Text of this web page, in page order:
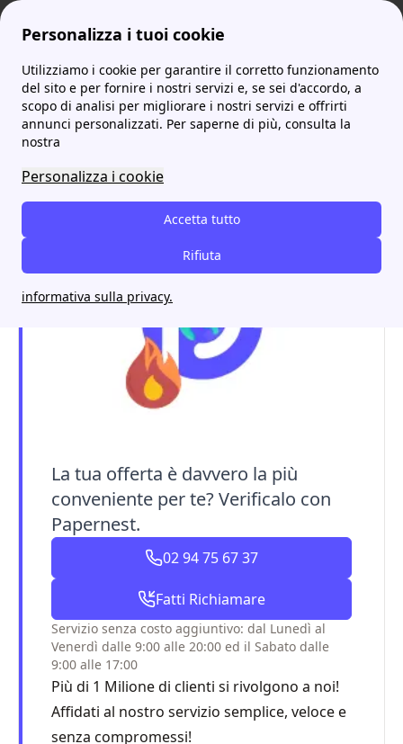
Personalizza i tuoi cookie
Utilizziamo i cookie per garantire il corretto funzionamento
del sito e per fornire i nostri servizi e, se sei d'accordo, a
scopo di analisi per migliorare i nostri servizi e offrirti
annunci personalizzati. Per saperne di più, consulta la
nostra
Personalizza i cookie
Accetta tutto
Rifiuta
informativa sulla privacy.
ProntoBolletta More Enel Offerte Scopri Enel Open Energy: Dall'Offerta alle Opinioni dei Clienti
Scopri Enel Open Energy:
Dall'Offerta alle Opinioni
dei Clienti
La tua offerta è davvero la più
conveniente per te? Verificalo con
Papernest.
02 94 75 67 37
Fatti Richiamare
Servizio senza costo aggiuntivo: dal Lunedì al
Venerdì dalle 9:00 alle 20:00 ed il Sabato dalle
9:00 alle 17:00
Più di 1 Milione di clienti si rivolgono a noi!
Affidati al nostro servizio semplice, veloce e
senza compromessi!